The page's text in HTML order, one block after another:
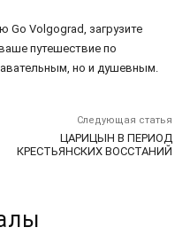
Go Volgograd, загрузите
путешествие по
но и душевным.
Следующая статья
ЦАРИЦЫН В ПЕРИОД
КРЕСТЬЯНСКИХ ВОССТАНИЙ